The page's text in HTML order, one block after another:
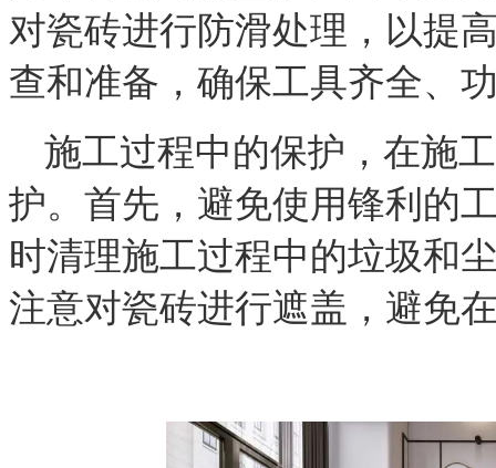
对瓷砖进行防滑处理，以提
查和准备，确保工具齐全、
施工过程中的保护， 在施
护。首先，避免使用锋利的
时清理施工过程中的垃圾和
注意对瓷砖进行遮盖，避免